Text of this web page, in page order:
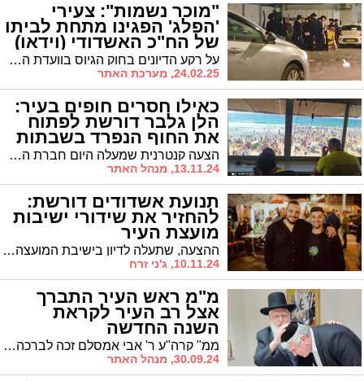
"מוכר נשמות": צעירי
'הפלג' הפגינו מתחת לביתו
של הח"כ האשדודי (וידאו)
על רקע הדיונים בחוק הגיוס בוועדת החוץ והביטחון, מפגינים בשעה זו צעירי 'הפלג הירושלמי' מתחת לביתו של חבר הכנסת מאשדוד ר' ינון אזולאי מש"ס בלב רובע ז'
24.02.25, מערכת האתר
כאילו חסרים חופים בעיר:
הלן גלבר דורשת לפתוח
את החוף הנפרד בשבתות
הצעה קנטרנית שמעלה היום חברת המועצה גלבר למועצת העיר מבקשת לפתוח את החוף הנפרד בשבתות. בנציגות החרדית דווקא לא מתרגשים. "אם הציבור החילוני יגיע לחוף אולי החוף יקבל שדרוג", הם אומרים באירוניה
13.11.24, מנהל האתר
תנועת אשדודים דורשת:
להחזיר את שידורי ישיבות
מועצת העיר
ההצעה, שתעלה לדיון בישיבת המועצה הקרובה, מבקשת להחזיר את המדיניות שהייתה נהוגה בקדנציה הקודמת, במסגרתה שודרו ישיבות המועצה בשידור חי באתר העירייה וברשתות החברתיות.
10.11.24, ג'ני זרח
מ"מ ראש העיר התברך
אצל רב העיר לקראת
השנה החדשה
ממ" קרה"ע ר' אבי אמסלם זכה לברכה מרב העיר: ילך מחיל אל חיל
30.09.24, מנהל האתר